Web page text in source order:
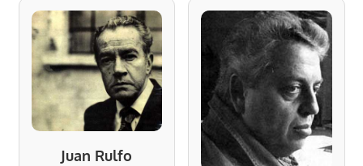
Juan Rulfo